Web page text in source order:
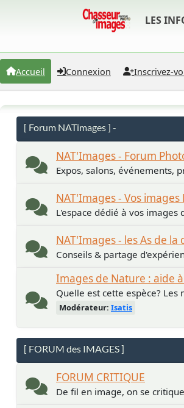
LES
Accueil Connexion Inscrivez-
[ Forum NATimages ] -
NAT'Images - Forum
Expos, salons, événements,
NAT'Images - Vos
L'espace dédié à vos images
NAT'Images - les As de la
Conseils & partage
Images de Nature : aide
Quelle est cette espèce?
Modérateur: Isatis
[ FORUM des IMAGES ]
FORUM CRITIQUE
De fil en image, on se